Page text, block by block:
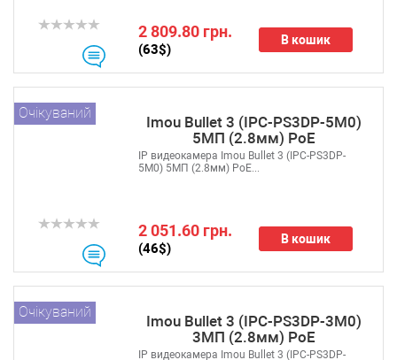
2 809.80 грн.
(63$)
В кошик
Imou Bullet 3 (IPC-PS3DP-5M0)
5МП (2.8мм) PoE
Очікуваний
2 051.60 грн.
(46$)
В кошик
IP видеокамера Imou Bullet 3 (IPC-PS3DP-
5M0) 5МП (2.8мм) PoE...
Imou Bullet 3 (IPC-PS3DP-3M0)
3МП (2.8мм) PoE
Очікуваний
IP видеокамера Imou Bullet 3 (IPC-PS3DP-